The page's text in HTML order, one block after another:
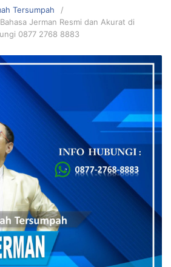
Tersumpah
Jerman Resmi dan Akurat di
0877 2768 8883